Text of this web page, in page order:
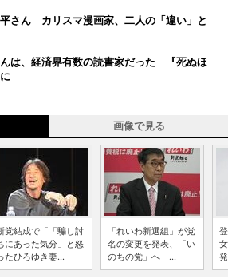
さん カリスマ漫画家、二人の「違い」と
は、経済界有数の読書家だった 『死ぬほ
画像で見る
党結成で「「騙し討
にあった気分」と怒
たひろゆき妻...
「れいわ新選組」が党
名の変更を発表、「い
のちの党」へ ...